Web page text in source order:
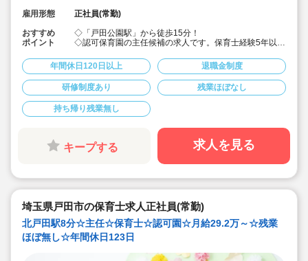
雇用形態
正社員(常勤)
おすすめ
ポイント
◇「戸田公園駅」から徒歩15分！
◇認可保育園の主任候補の求人です。保育士経験5年以上
◇月給292,000円?389,500円★経験を考慮して加算！賞
与3か月・残業は少なめと好条件です！
◇年間休日123日！有給休暇は入社2カ月後に3日、半年
後に13日付与☆役職についてもしっかりお休みが取れる
ので安心して働けます。
◇宿舎借上げ制度あり！初期費用・引っ越し費用補助も
あります♪借り上げ利用されない方には住宅手当て付与！
◇残業ゼロ推進 / 持ち帰り残業禁止 / 有給消化率も94.5%
◇各種手当てや社内割引など福利厚生が充実♪
◇多彩なキャリアアップ研修 / 年間100以上実施 / 万全の
年間休日120日以上 退職金制度
研修制度あり 残業ほぼなし
持ち帰り残業無し
キープする 求人を見る
埼玉県戸田市の保育士求人正社員(常勤)
北戸田駅8分☆主任☆保育士☆認可園☆月給29.2万～☆残業
ほぼ無し☆年間休日123日